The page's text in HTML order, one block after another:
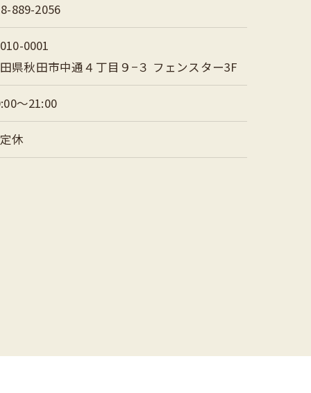
889-2056
0001
県秋田市中通４丁目９−３ フェンスター3F
～21:00
休